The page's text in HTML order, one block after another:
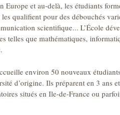
Europe et au-delà, les étudiants
qualifient pour des débouchés
scientifique... L’École
telles que mathématiques,
environ 50 nouveaux
d’origine. Ils préparent en 3 ans
situés en Ile-de-France ou